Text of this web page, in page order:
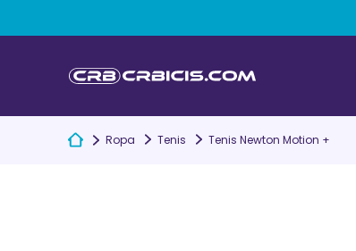
Ropa Tenis Tenis Newton Motion +